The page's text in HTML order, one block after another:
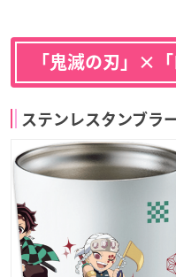
「鬼滅の刃」×
ステンレスタンブラ